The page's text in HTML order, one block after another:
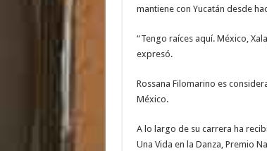
mantiene con Yucatán desde
“Tengo raíces aquí. México,
expresó.
Rossana Filomarino es
México.
A lo largo de su carrera ha
Una Vida en la Danza, Premio